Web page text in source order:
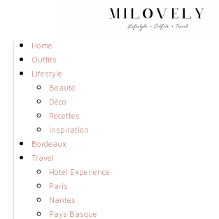
Home
Outfits
Lifestyle
Beauté
Déco
Recettes
Inspiration
Bordeaux
Travel
Hotel Experience
Paris
Nantes
Pays Basque